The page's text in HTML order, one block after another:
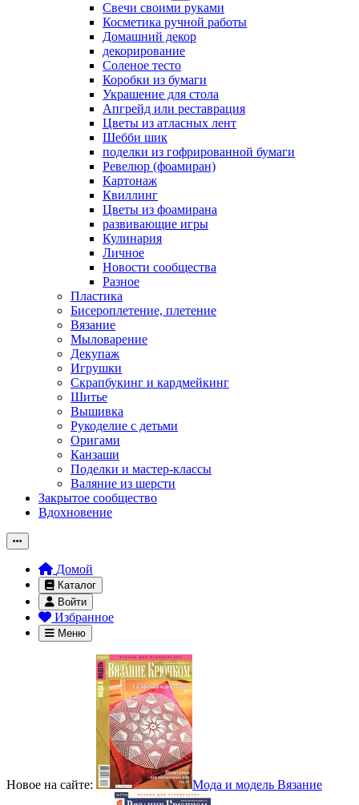
Свечи своими руками
Косметика ручной работы
Домашний декор
декорирование
Соленое тесто
Коробки из бумаги
Украшение для стола
Апгрейд или реставрация
Цветы из атласных лент
Шебби шик
поделки из гофрированной бумаги
Ревелюр (фоамиран)
Картонаж
Квиллинг
Цветы из фоамирана
развивающие игры
Кулинария
Личное
Новости сообщества
Разное
Пластика
Бисероплетение, плетение
Вязание
Мыловарение
Декупаж
Игрушки
Скрапбукинг и кардмейкинг
Шитье
Вышивка
Рукоделие с детьми
Оригами
Канзаши
Поделки и мастер-классы
Валяние из шерсти
Закрытое сообщество
Вдохновение
Домой
Каталог
Войти
Избранное
Меню
Новое на сайте: Мода и модель Вязание